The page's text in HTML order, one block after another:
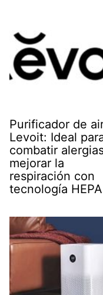
Purificador de
Levoit: Ideal
combatir
mejorar la
respiración con
tecnología HEPA